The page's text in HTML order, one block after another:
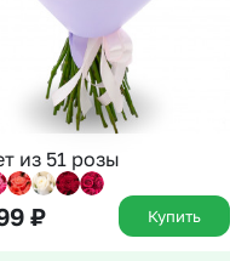
из 51 розы
₽ Купить